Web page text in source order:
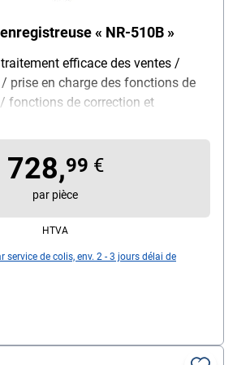
« NR-510B »
efficace des ventes /
prise en charge des fonctions de
fonctions de correction et
clavier plat, clavier : 60 touches
d'application : commerce de
écran : LCD, lecture de codes-
avec ou sans lecteur de codes-
au terminal : compatible avec les
programmation : néerlandais
de la livraison : caisse
de papier / 8
728,99 €
par pièce
HTVA
service de colis, env. 2 - 3 jours délai de